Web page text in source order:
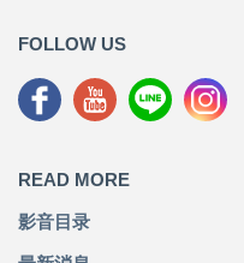
FOLLOW US
READ MORE
影音目录